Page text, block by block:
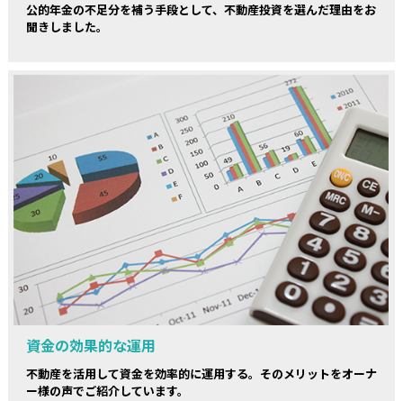
公的年金の不足分を補う手段として、不動産投資を選んだ理由をお
聞きしました。
資金の効果的な運用
不動産を活用して資金を効率的に運用する。そのメリットをオーナ
ー様の声でご紹介しています。